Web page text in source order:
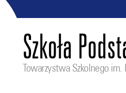
Szkoła
Towarzystwa Szkolnego im.